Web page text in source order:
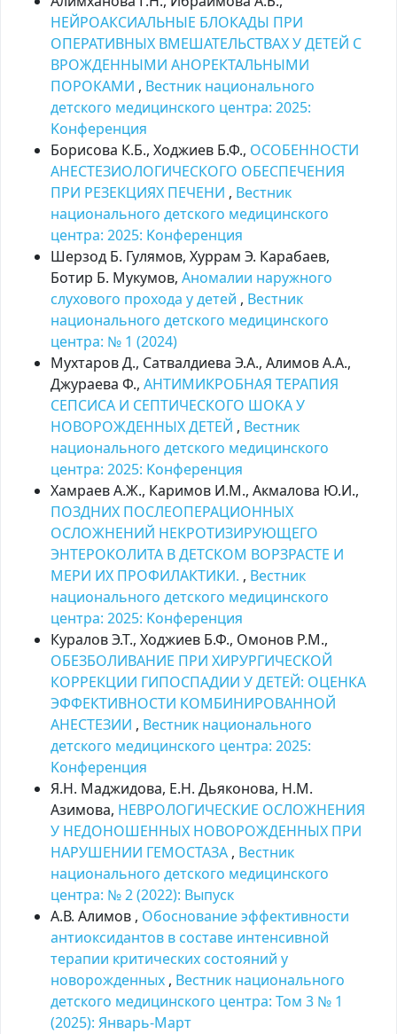
НЕЙРОАКСИАЛЬНЫЕ БЛОКАДЫ ПРИ
ОПЕРАТИВНЫХ ВМЕШАТЕЛЬСТВАХ У ДЕТЕЙ С
ВРОЖДЕННЫМИ АНОРЕКТАЛЬНЫМИ
ПОРОКАМИ , Вестник национального
детского медицинского центра: 2025:
Kонференция
Борисова К.Б., Ходжиев Б.Ф., ОСОБЕННОСТИ
АНЕСТЕЗИОЛОГИЧЕСКОГО ОБЕСПЕЧЕНИЯ
ПРИ РЕЗЕКЦИЯХ ПЕЧЕНИ , Вестник
национального детского медицинского
центра: 2025: Kонференция
Шерзод Б. Гулямов, Хуррам Э. Карабаев,
Ботир Б. Мукумов, Аномалии наружного
слухового прохода у детей , Вестник
национального детского медицинского
центра: № 1 (2024)
Мухтаров Д., Сатвалдиева Э.А., Алимов А.А.,
Джураева Ф., АНТИМИКРОБНАЯ ТЕРАПИЯ
СЕПСИСА И СЕПТИЧЕСКОГО ШОКА У
НОВОРОЖДЕННЫХ ДЕТЕЙ , Вестник
национального детского медицинского
центра: 2025: Kонференция
Хамраев А.Ж., Каримов И.М., Акмалова Ю.И.,
ПОЗДНИХ ПОСЛЕОПЕРАЦИОННЫХ
ОСЛОЖНЕНИЙ НЕКРОТИЗИРУЮЩЕГО
ЭНТЕРОКОЛИТА В ДЕТСКОМ ВОРЗРАСТЕ И
МЕРИ ИХ ПРОФИЛАКТИКИ. , Вестник
национального детского медицинского
центра: 2025: Kонференция
Куралов Э.Т., Ходжиев Б.Ф., Омонов Р.М.,
ОБЕЗБОЛИВАНИЕ ПРИ ХИРУРГИЧЕСКОЙ
КОРРЕКЦИИ ГИПОСПАДИИ У ДЕТЕЙ: ОЦЕНКА
ЭФФЕКТИВНОСТИ КОМБИНИРОВАННОЙ
АНЕСТЕЗИИ , Вестник национального
детского медицинского центра: 2025:
Kонференция
Я.Н. Маджидова, Е.Н. Дьяконова, Н.М.
Азимова, НЕВРОЛОГИЧЕСКИЕ ОСЛОЖНЕНИЯ
У НЕДОНОШЕННЫХ НОВОРОЖДЕННЫХ ПРИ
НАРУШЕНИИ ГЕМОСТАЗА , Вестник
национального детского медицинского
центра: № 2 (2022): Выпуск
А.В. Алимов , Обоснование эффективности
антиоксидантов в составе интенсивной
терапии критических состояний у
новорожденных , Вестник национального
детского медицинского центра: Том 3 № 1
(2025): Январь-Март